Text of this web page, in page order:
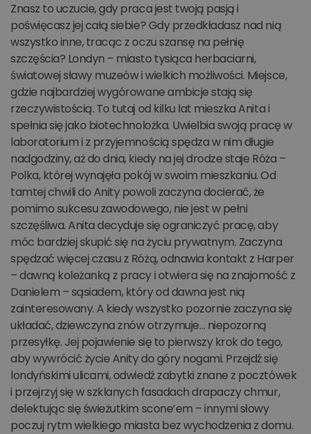
Znasz to uczucie, gdy praca jest twoją pasją i
poświęcasz jej całą siebie? Gdy przedkładasz nad nią
wszystko inne, tracąc z oczu szansę na pełnię
szczęścia? Londyn – miasto tysiąca herbaciarni,
światowej sławy muzeów i wielkich możliwości. Miejsce,
gdzie najbardziej wygórowane ambicje stają się
rzeczywistością. To tutaj od kilku lat mieszka Anita i
spełnia się jako biotechnolożka. Uwielbia swoją pracę w
laboratorium i z przyjemnością spędza w nim długie
nadgodziny, aż do dnia, kiedy na jej drodze staje Róża –
Polka, której wynajęła pokój w swoim mieszkaniu. Od
tamtej chwili do Anity powoli zaczyna docierać, że
pomimo sukcesu zawodowego, nie jest w pełni
szczęśliwa. Anita decyduje się ograniczyć pracę, aby
móc bardziej skupić się na życiu prywatnym. Zaczyna
spędzać więcej czasu z Różą, odnawia kontakt z Harper
– dawną koleżanką z pracy i otwiera się na znajomość z
Danielem – sąsiadem, który od dawna jest nią
zainteresowany. A kiedy wszystko pozornie zaczyna się
układać, dziewczyna znów otrzymuje… niepozorną
przesyłkę. Jej pojawienie się to pierwszy krok do tego,
aby wywrócić życie Anity do góry nogami. Przejdź się
londyńskimi ulicami, odwiedź zabytki znane z pocztówek
i przejrzyj się w szklanych fasadach drapaczy chmur,
delektując się świeżutkim scone’em – innymi słowy
poczuj rytm wielkiego miasta bez wychodzenia z domu.